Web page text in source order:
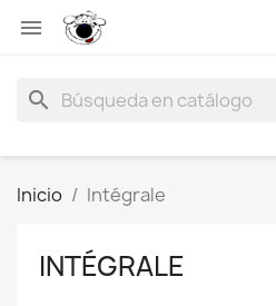

search
Inicio Intégrale
INTÉGRALE